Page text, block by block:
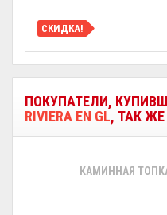
СКИДКА!
ПОКУПАТЕЛИ,
RIVIERA EN GL, ТАК
КАМИННАЯ ТОПКА